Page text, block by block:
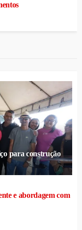
para construção
e abordagem com